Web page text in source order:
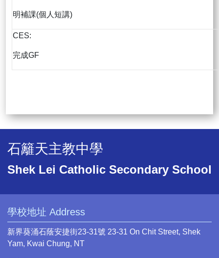
明補課(個人短講)
CES:
完成GF
石籬天主教中學
Shek Lei Catholic Secondary School
學校地址 Address
新界葵涌石蔭安捷街23-31號 23-31 On Chit Street, Shek
Yam, Kwai Chung, NT